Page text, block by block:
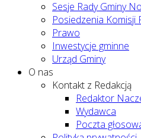
Sesje Rady Gminy
Posiedzenia Komisji
Prawo
Inwestycje gminne
Urząd Gminy
O nas
Kontakt z Redakcją
Redaktor
Wydawca
Poczta